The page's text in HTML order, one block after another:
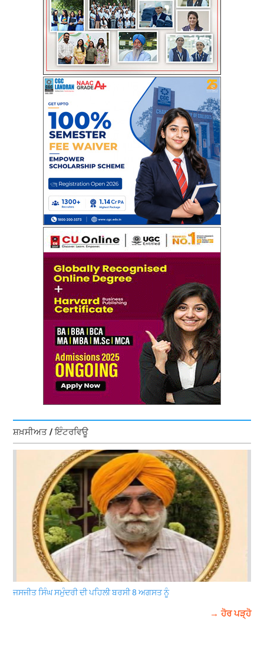
ਸ਼ਖ਼ਸੀਅਤ / ਇੰਟਰਵਿਊ
ਜਸਜੀਤ ਸਿੰਘ ਸਮੁੰਦਰੀ ਦੀ ਪਹਿਲੀ ਬਰਸੀ 8 ਅਗਸਤ ਨੂੰ
→ ਹੋਰ ਪੜ੍ਹੋ